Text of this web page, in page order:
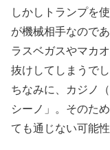
しかしトランプを
が機械相手なので
ラスベガスやマカ
抜けしてしまうでし
ちなみに、カジノ
シーノ」。そのた
ても通じない可能